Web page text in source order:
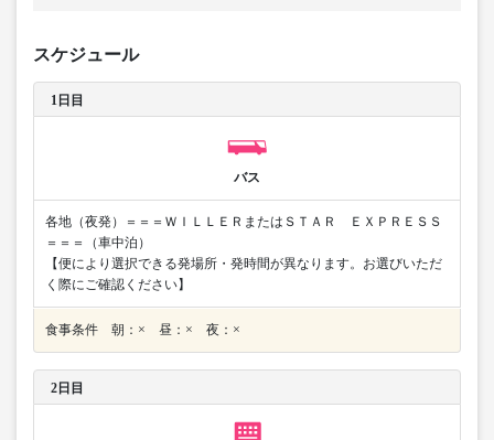
スケジュール
1日目
バス
各地（夜発）＝＝＝ＷＩＬＬＥＲまたはＳＴＡＲ ＥＸＰＲＥＳＳ
＝＝＝（車中泊）
【便により選択できる発場所・発時間が異なります。お選びいただ
く際にご確認ください】
食事条件 朝：× 昼：× 夜：×
2日目